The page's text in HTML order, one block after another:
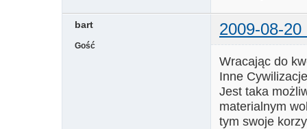
bart 2009-08-20
Gość
Wracając do
Inne
Jest taka
materialnym
tym swoje